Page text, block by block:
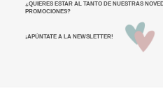
¿QUIERES ESTAR AL TANTO DE NUESTRAS
PROMOCIONES?
¡APÚNTATE A LA NEWSLETTER!